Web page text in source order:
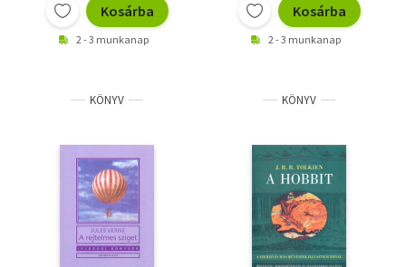
Kosárba
2 - 3 munkanap
Kosárba
2 - 3 munkanap
KÖNYV KÖNYV